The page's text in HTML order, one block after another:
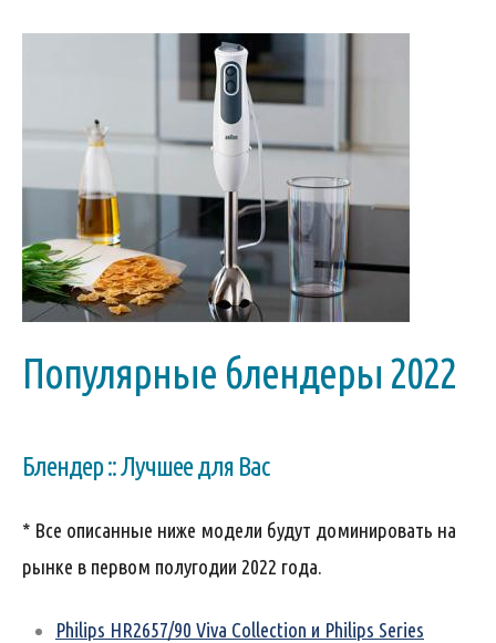
Популярные блендеры 2022
Блендер :: Лучшее для Вас
* Все описанные ниже модели будут доминировать на
рынке в первом полугодии 2022 года.
Philips HR2657/90 Viva Collection и Philips Series